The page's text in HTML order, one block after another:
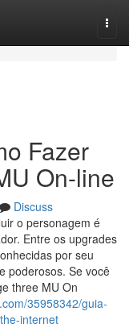
Fazer
On-line
Discuss
o personagem é
Entre os upgrades
por seu
poderosos. Se você
three MU On
35958342/guia-
internet